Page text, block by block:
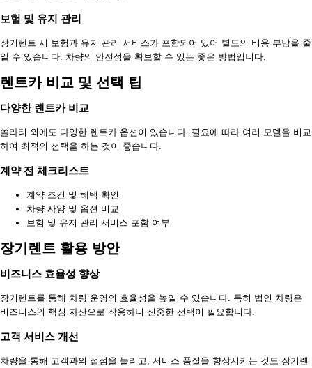
보험 및 유지 관리
장기렌트 시 보험과 유지 관리 서비스가 포함되어 있어 별도의 비용 부담을 줄
일 수 있습니다. 차량의 안전성을 확보할 수 있는 좋은 방법입니다.
렌트카 비교 및 선택 팁
다양한 렌트카 비교
쏠라티 외에도 다양한 렌트카 옵션이 있습니다. 필요에 따라 여러 모델을 비교
하여 최적의 선택을 하는 것이 좋습니다.
계약 전 체크리스트
계약 조건 및 혜택 확인
차량 사양 및 옵션 비교
보험 및 유지 관리 서비스 포함 여부
장기렌트 활용 방안
비즈니스 효율성 향상
장기렌트를 통해 차량 운영의 효율성을 높일 수 있습니다. 특히 법인 차량은
비즈니스의 핵심 자산으로 작용하니 신중한 선택이 필요합니다.
고객 서비스 개선
차량을 통해 고객과의 접점을 늘리고, 서비스 품질을 향상시키는 것도 장기렌